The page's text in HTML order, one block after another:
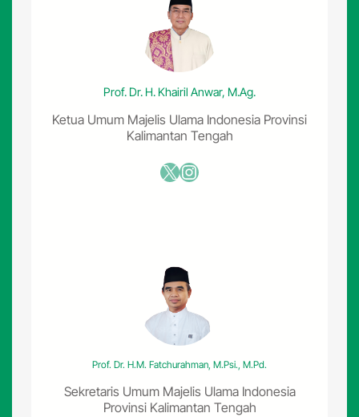
I
l
H
i
k
m
a
h
K
u
n
c
i
e
r
a
Prof. Dr. H. Khairil Anwar, M.Ag.
Ketua Umum Majelis Ulama Indonesia Provinsi
Kalimantan Tengah
X Instagram
Prof. Dr. H.M. Fatchurahman, M.Psi., M.Pd.
Sekretaris Umum Majelis Ulama Indonesia
Provinsi Kalimantan Tengah